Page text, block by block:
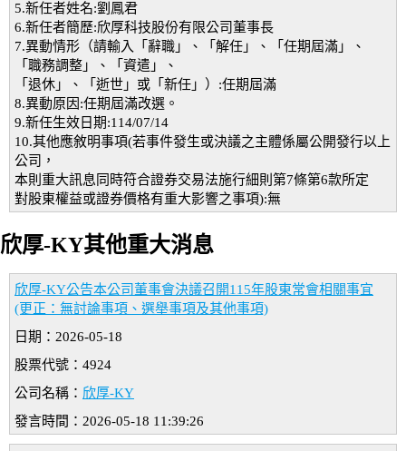
5.新任者姓名:劉鳳君
6.新任者簡歷:欣厚科技股份有限公司董事長
7.異動情形（請輸入「辭職」、「解任」、「任期屆滿」、
「職務調整」、「資遣」、
「退休」、「逝世」或「新任」）:任期屆滿
8.異動原因:任期屆滿改選。
9.新任生效日期:114/07/14
10.其他應敘明事項(若事件發生或決議之主體係屬公開發行以上
公司，
本則重大訊息同時符合證券交易法施行細則第7條第6款所定
對股東權益或證券價格有重大影響之事項):無
欣厚-KY其他重大消息
欣厚-KY公告本公司董事會決議召開115年股東常會相關事宜
(更正：無討論事項、選舉事項及其他事項)
日期：2026-05-18
股票代號：4924
公司名稱： 欣厚-KY
發言時間：2026-05-18 11:39:26